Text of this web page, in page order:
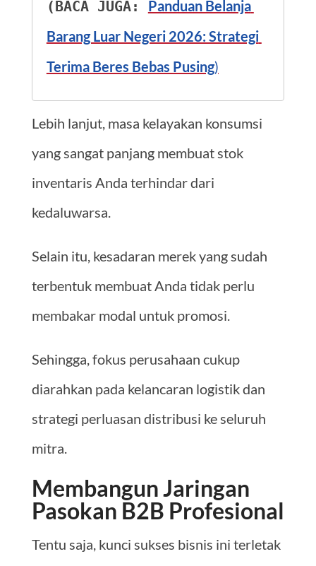
(BACA JUGA: Panduan Belanja
Barang Luar Negeri 2026: Strategi
Terima Beres Bebas Pusing)
Lebih lanjut, masa kelayakan konsumsi
yang sangat panjang membuat stok
inventaris Anda terhindar dari
kedaluwarsa.
Selain itu, kesadaran merek yang sudah
terbentuk membuat Anda tidak perlu
membakar modal untuk promosi.
Sehingga, fokus perusahaan cukup
diarahkan pada kelancaran logistik dan
strategi perluasan distribusi ke seluruh
mitra.
Membangun Jaringan
Pasokan B2B Profesional
Tentu saja, kunci sukses bisnis ini terletak